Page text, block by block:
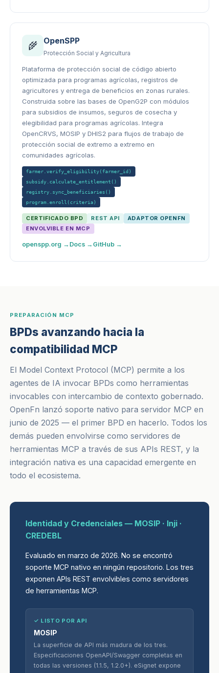
🌾 OpenSPP
Protección Social y Agricultura
Plataforma de protección social de código abierto
optimizada para programas agrícolas, registros de
agricultores y entrega de beneficios en zonas rurales.
Construida sobre las bases de OpenG2P con módulos
para subsidios de insumos, seguros de cosecha y
elegibilidad para programas agrícolas. Integra
OpenCRVS, MOSIP y DHIS2 para flujos de trabajo de
protección social de extremo a extremo en
comunidades agrícolas.
farmer.verify_eligibility(farmer_id)
subsidy.calculate_entitlement()
registry.sync_beneficiaries()
program.enroll(criteria)
CERTIFICADO BPD REST API
ADAPTOR OPENFN
ENVOLVIBLE EN MCP
openspp.org → Docs → GitHub →
PREPARACIÓN MCP
BPDs avanzando hacia la
compatibilidad MCP
El Model Context Protocol (MCP) permite a los
agentes de IA invocar BPDs como herramientas
invocables con intercambio de contexto gobernado.
OpenFn lanzó soporte nativo para servidor MCP en
junio de 2025 — el primer BPD en hacerlo. Todos los
demás pueden envolvirse como servidores de
herramientas MCP a través de sus APIs REST, y la
integración nativa es una capacidad emergente en
todo el ecosistema.
Identidad y Credenciales — MOSIP · Inji ·
CREDEBL
Evaluado en marzo de 2026. No se encontró
soporte MCP nativo en ningún repositorio. Los tres
exponen APIs REST envolvibles como servidores
de herramientas MCP.
✓ LISTO POR API
MOSIP
La superficie de API más madura de los tres.
Especificaciones OpenAPI/Swagger completas en
todas las versiones (1.1.5, 1.2.0+). eSignet expone